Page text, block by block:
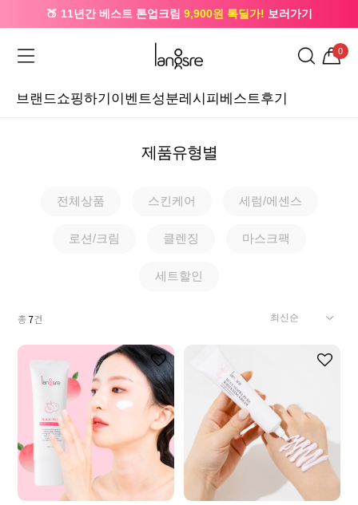
🍑 11년간 베스트 톤업크림 9,900원 톡딜가! 보러가기
5,000원
0
브랜드쇼핑하기 이벤트성분레시피 베스트후기
제품유형별
전체상품 스킨케어 세럼/에센스
로션/크림 클렌징 마스크팩
세트할인
총7건